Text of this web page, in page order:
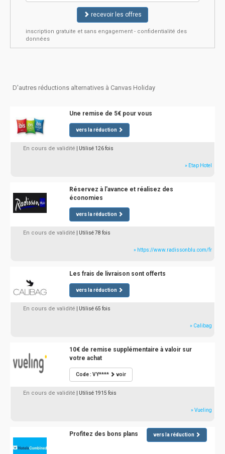
recevoir les offres
inscription gratuite et sans engagement - confidentialité des
données
D'autres réductions alternatives à Canvas Holiday
Une remise de 5€ pour vous
vers la réduction
En cours de validité | Utilisé 126 fois
» Etap Hotel
Réservez à l'avance et réalisez des
économies
vers la réduction
En cours de validité | Utilisé 78 fois
» https://www.radissonblu.com/fr
Les frais de livraison sont offerts
vers la réduction
En cours de validité | Utilisé 65 fois
» Calibag
10€ de remise supplémentaire à valoir sur
votre achat
Code : VY**** voir
En cours de validité | Utilisé 1915 fois
» Vueling
Profitez des bons plans vers la réduction